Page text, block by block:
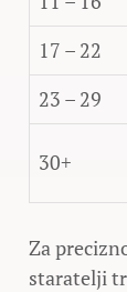
17 – 22
23 – 29
30+
Za
staratelji